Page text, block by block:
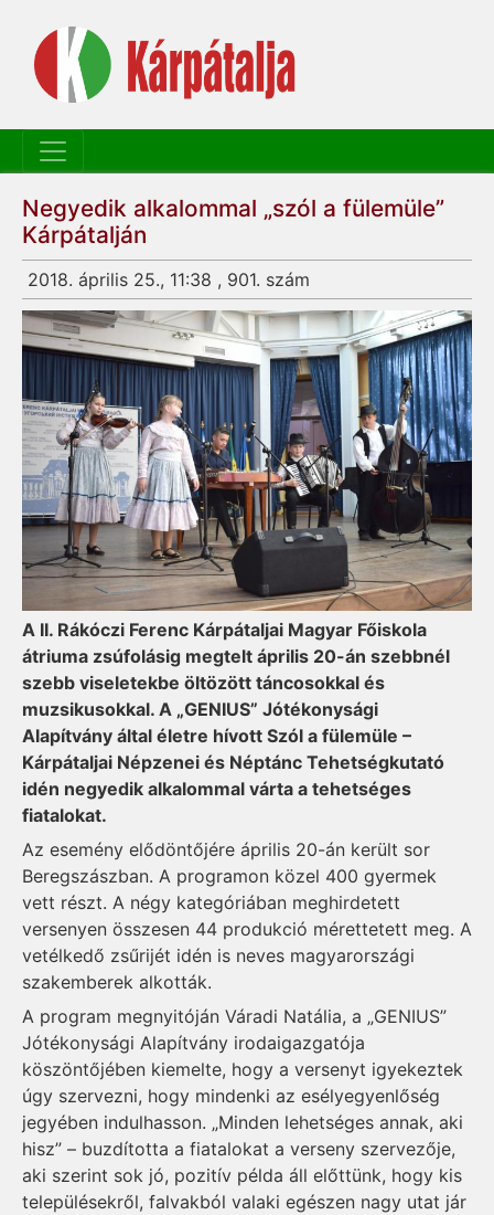
Negyedik alkalommal „szól a fülemüle”
Kárpátalján
2018. április 25., 11:38 , 901. szám
A II. Rákóczi Ferenc Kárpátaljai Magyar Főiskola
átriuma zsúfolásig megtelt április 20-án szebbnél
szebb viseletekbe öltözött táncosokkal és
muzsikusokkal. A „GENIUS” Jótékonysági
Alapítvány által életre hívott Szól a fülemüle –
Kárpátaljai Népzenei és Néptánc Tehetségkutató
idén negyedik alkalommal várta a tehetséges
fiatalokat.
Az esemény elődöntőjére április 20-án került sor
Beregszászban. A programon közel 400 gyermek
vett részt. A négy kategóriában meghirdetett
versenyen összesen 44 produkció mérettetett meg. A
vetélkedő zsűrijét idén is neves magyarországi
szakemberek alkották.
A program megnyitóján Váradi Natália, a „GENIUS”
Jótékonysági Alapítvány irodaigazgatója
köszöntőjében kiemelte, hogy a versenyt igyekeztek
úgy szervezni, hogy mindenki az esélyegyenlőség
jegyében indulhasson. „Minden lehetséges annak, aki
hisz” – buzdította a fiatalokat a verseny szervezője,
aki szerint sok jó, pozitív példa áll előttünk, hogy kis
településekről, falvakból valaki egészen nagy utat jár